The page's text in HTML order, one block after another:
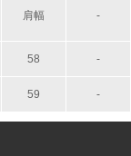
肩幅 -
58 -
59 -